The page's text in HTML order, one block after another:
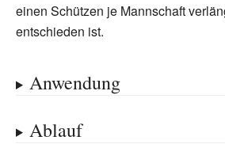
einen Schützen je Mannschaft
entschieden ist.
Anwendung
Ablauf